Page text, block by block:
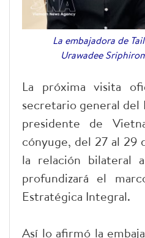
La embajadora de
Urawadee
La próxima visita
secretario general del
presidente de
cónyuge, del 27 al 29
la relación bilateral
profundizará el
Estratégica Integral.
Así lo afirmó la